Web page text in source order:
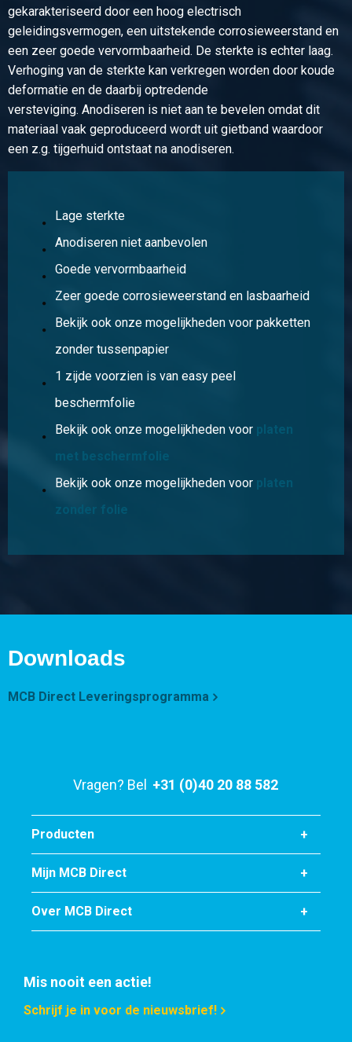
gekarakteriseerd door een hoog electrisch
geleidingsvermogen, een uitstekende corrosieweerstand en
een zeer goede vervormbaarheid. De sterkte is echter laag.
Verhoging van de sterkte kan verkregen worden door koude
deformatie en de daarbij optredende
versteviging. Anodiseren is niet aan te bevelen omdat dit
materiaal vaak geproduceerd wordt uit gietband waardoor
een z.g. tijgerhuid ontstaat na anodiseren.
Lage sterkte
Anodiseren niet aanbevolen
Goede vervormbaarheid
Zeer goede corrosieweerstand en lasbaarheid
Bekijk ook onze mogelijkheden voor pakketten
zonder tussenpapier
1 zijde voorzien is van easy peel
beschermfolie
Bekijk ook onze mogelijkheden voor platen
met beschermfolie
Bekijk ook onze mogelijkheden voor platen
zonder folie
Downloads
MCB Direct Leveringsprogramma
Vragen? Bel +31 (0)40 20 88 582
Producten
Mijn MCB Direct
Over MCB Direct
Mis nooit een actie!
Schrijf je in voor de nieuwsbrief!